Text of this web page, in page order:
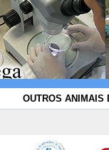
OUTROS ANIMAIS